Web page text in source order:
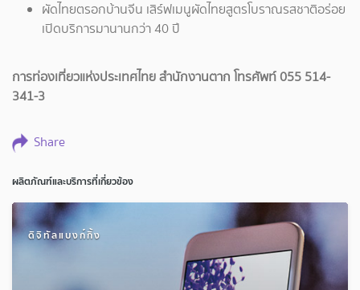
ผัดไทยตรอกบ้านจีน เสิร์ฟเมนูผัดไทยสูตรโบราณรสชาติอร่อย
เปิดบริการมานานกว่า 40 ปี
การท่องเที่ยวแห่งประเทศไทย สำนักงานตาก โทรศัพท์ 055 514-
341-3
Share
ผลิตภัณฑ์และบริการที่เกี่ยวข้อง
ดิจิทัลแบงก์กิ้ง